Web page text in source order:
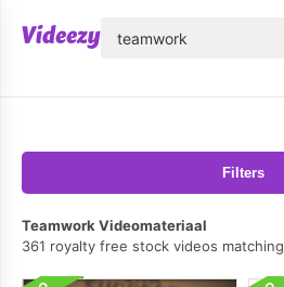
Filters
Teamwork Videomateriaal
361 royalty free stock videos matching